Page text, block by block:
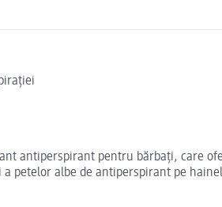
antiperspirant pentru bărbați,
petelor albe de antiperspirant pe